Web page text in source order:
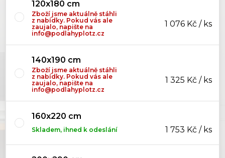
120x180 cm
Zboží jsme aktuálně stáhli
z nabídky. Pokud vás ale
zaujalo, napište na
info@podlahyplotz.cz
1 076 Kč / ks
140x190 cm
Zboží jsme aktuálně stáhli
z nabídky. Pokud vás ale
zaujalo, napište na
info@podlahyplotz.cz
1 325 Kč / ks
160x220 cm
Skladem, ihned k odeslání 1 753 Kč / ks